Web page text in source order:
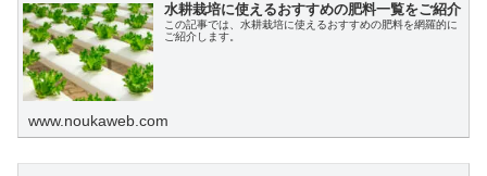
水耕栽培に使えるおすすめの肥料一覧をご紹介
この記事では、水耕栽培に使えるおすすめの肥料を網羅的に
ご紹介します。
www.noukaweb.com